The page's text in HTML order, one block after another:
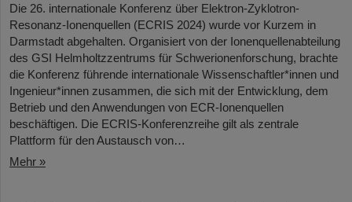
Die 26. internationale Konferenz über Elektron-Zyklotron-
Resonanz-Ionenquellen (ECRIS 2024) wurde vor Kurzem in
Darmstadt abgehalten. Organisiert von der Ionenquellenabteilung
des GSI Helmholtzzentrums für Schwerionenforschung, brachte
die Konferenz führende internationale Wissenschaftler*innen und
Ingenieur*innen zusammen, die sich mit der Entwicklung, dem
Betrieb und den Anwendungen von ECR-Ionenquellen
beschäftigen. Die ECRIS-Konferenzreihe gilt als zentrale
Plattform für den Austausch von…
Mehr »